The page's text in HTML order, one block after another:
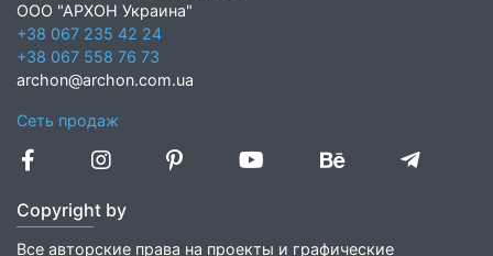
ООО "АРХОН Украина"
+38 067 235 42 24
+38 067 558 76 73
archon@archon.com.ua
Сеть продаж
Copyright by
Все авторские права на проекты и графические